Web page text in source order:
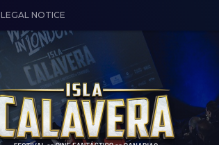
LEGAL NOTICE